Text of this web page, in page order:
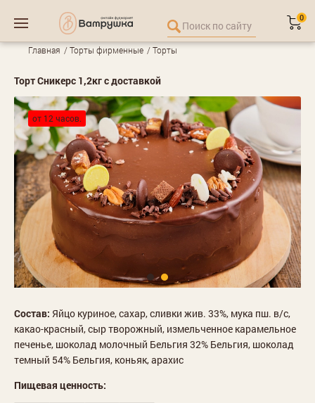
0
Главная Торты фирменные Торты
Торт Сникерс 1,2кг с доставкой
от 12 часов.
Состав: Яйцо куриное, сахар, сливки жив. 33%, мука пш. в/с,
какао-красный, сыр творожный, измельченное карамельное
печенье, шоколад молочный Бельгия 32% Бельгия, шоколад
темный 54% Бельгия, коньяк, арахис
Пищевая ценность: